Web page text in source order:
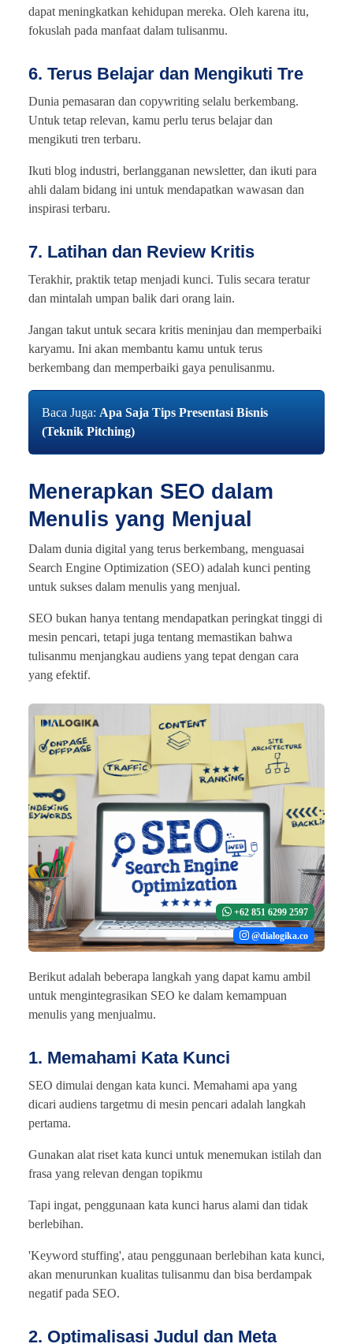
dapat meningkatkan kehidupan mereka. Oleh karena itu,
fokuslah pada manfaat dalam tulisanmu.
6. Terus Belajar dan Mengikuti Tre
Dunia pemasaran dan copywriting selalu berkembang.
Untuk tetap relevan, kamu perlu terus belajar dan
mengikuti tren terbaru.
Ikuti blog industri, berlangganan newsletter, dan ikuti para
ahli dalam bidang ini untuk mendapatkan wawasan dan
inspirasi terbaru.
7. Latihan dan Review Kritis
Terakhir, praktik tetap menjadi kunci. Tulis secara teratur
dan mintalah umpan balik dari orang lain.
Jangan takut untuk secara kritis meninjau dan memperbaiki
karyamu. Ini akan membantu kamu untuk terus
berkembang dan memperbaiki gaya penulisanmu.
Baca Juga: Apa Saja Tips Presentasi Bisnis
(Teknik Pitching)
Menerapkan SEO dalam
Menulis yang Menjual
Dalam dunia digital yang terus berkembang, menguasai
Search Engine Optimization (SEO) adalah kunci penting
untuk sukses dalam menulis yang menjual.
SEO bukan hanya tentang mendapatkan peringkat tinggi di
mesin pencari, tetapi juga tentang memastikan bahwa
tulisanmu menjangkau audiens yang tepat dengan cara
yang efektif.
+62 851 6299 2597
@dialogika.co
Berikut adalah beberapa langkah yang dapat kamu ambil
untuk mengintegrasikan SEO ke dalam kemampuan
menulis yang menjualmu.
1. Memahami Kata Kunci
SEO dimulai dengan kata kunci. Memahami apa yang
dicari audiens targetmu di mesin pencari adalah langkah
pertama.
Gunakan alat riset kata kunci untuk menemukan istilah dan
frasa yang relevan dengan topikmu
Tapi ingat, penggunaan kata kunci harus alami dan tidak
berlebihan.
'Keyword stuffing', atau penggunaan berlebihan kata kunci,
akan menurunkan kualitas tulisanmu dan bisa berdampak
negatif pada SEO.
2. Optimalisasi Judul dan Meta